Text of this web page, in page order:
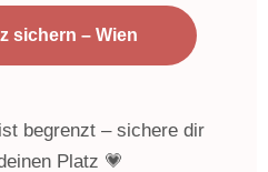
sichern – Wien
begrenzt – sichere dir
Platz 💗